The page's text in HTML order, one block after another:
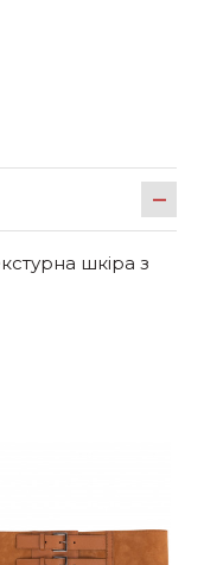
шкіра з